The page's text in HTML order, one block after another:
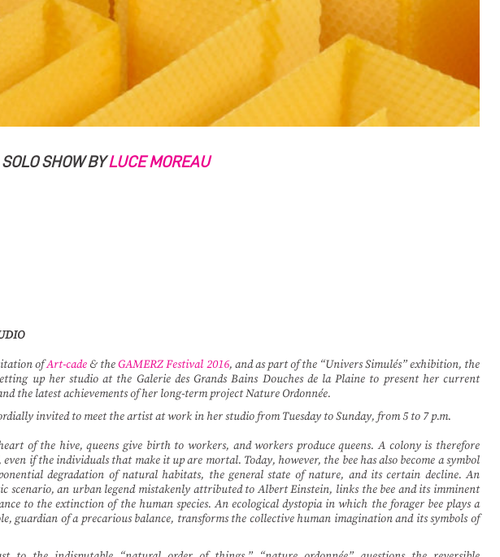
SOLO SHOW BYLUCE MOREAU
ofArt-cade & theGAMERZ Festival 2016, and as part of the “Univers Simulés” exhibition, the
up her studio at the Galerie des Grands Bains Douches de la Plaine to present her current
the latest achievements of her long-term project Nature Ordonnée.
invited to meet the artist at work in her studio from Tuesday to Sunday, from 5 to 7 p.m.
of the hive, queens give birth to workers, and workers produce queens. A colony is therefore
if the individuals that make it up are mortal. Today, however, the bee has also become a symbol
degradation of natural habitats, the general state of nature, and its certain decline. An
scenario, an urban legend mistakenly attributed to Albert Einstein, links the bee and its imminent
to the extinction of the human species. An ecological dystopia in which the forager bee plays a
guardian of a precarious balance, transforms the collective human imagination and its symbols of